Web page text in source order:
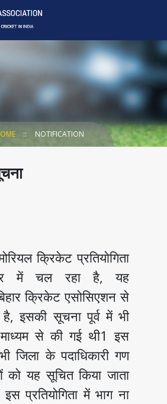
NOTIFICATION
क्रिकेट प्रतियोगिता
में चल रहा है, यह
क्रिकेट एसोसिएशन से
है, इसकी सूचना पूर्व में भी
से की गई थी1 इस
जिला के पदाधिकारी गण
को यह सूचित किया जाता
प्रतियोगिता में भाग ना